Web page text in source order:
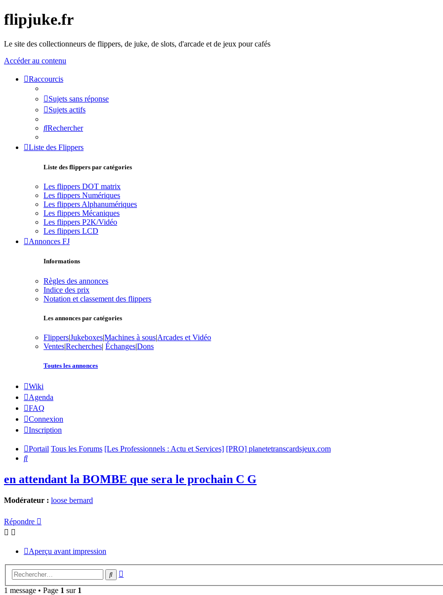
flipjuke.fr
Le site des collectionneurs de flippers, de juke, de slots, d'arcade et de jeux pour cafés
Accéder au contenu
Raccourcis
Sujets sans réponse
Sujets actifs
Rechercher
Liste des Flippers
Liste des flippers par catégories
Les flippers DOT matrix
Les flippers Numériques
Les flippers Alphanumériques
Les flippers Mécaniques
Les flippers P2K/Vidéo
Les flippers LCD
Annonces FJ
Informations
Règles des annonces
Indice des prix
Notation et classement des flippers
Les annonces par catégories
Flippers|Jukeboxes|Machines à sous|Arcades et Vidéo
Ventes|Recherches| Échanges|Dons
Toutes les annonces
Wiki
Agenda
FAQ
Connexion
Inscription
Portail Tous les Forums [Les Professionnels : Actu et Services] [PRO] planetetranscardsjeux.com
Rechercher
en attendant la BOMBE que sera le prochain C G
Modérateur : loose bernard
Répondre
Aperçu avant impression
Rechercher
1 message • Page 1 sur 1